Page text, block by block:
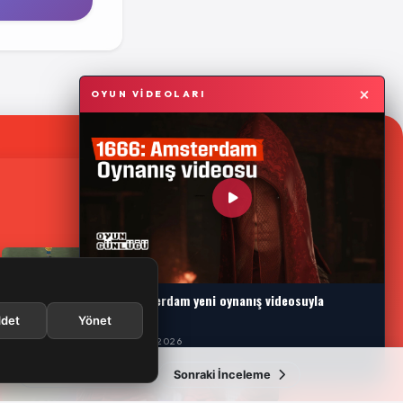
Yönet
OYUN VİDEOLARI ×
1666: Amsterdam yeni oynanış videosuyla
karşımızda
29 TEMMUZ 2026
Sonraki İnceleme